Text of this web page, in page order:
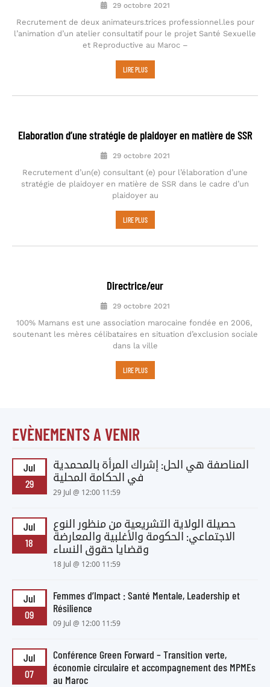
29 octobre 2021
Recrutement de deux animateurs.trices professionnel.les pour
l’animation d’un atelier consultatif pour le projet Santé Sexuelle
et Reproductive au Maroc –
LIRE PLUS
Elaboration d’une stratégie de plaidoyer en matière de SSR
29 octobre 2021
Recrutement d’un(e) consultant (e) pour l’élaboration d’une
stratégie de plaidoyer en matière de SSR dans le cadre d’un
plaidoyer au
LIRE PLUS
Directrice/eur
29 octobre 2021
100% Mamans est une association marocaine fondée en 2006,
soutenant les mères célibataires en situation d’exclusion sociale
dans la ville
LIRE PLUS
EVÈNEMENTS A VENIR
Jul
29
المناصفة هي الحل: إشراك المرأة بالمحمدية
في الحكامة المحلية
29 Jul @ 12:00 11:59
Jul
18
حصيلة الولاية التشريعية من منظور النوع
الاجتماعي: الحكومة والأغلبية والمعارضة
وقضايا حقوق النساء
18 Jul @ 12:00 11:59
Jul
09
Femmes d’Impact : Santé Mentale, Leadership et
Résilience
09 Jul @ 12:00 11:59
Jul
07
Conférence Green Forward – Transition verte,
économie circulaire et accompagnement des MPMEs
au Maroc